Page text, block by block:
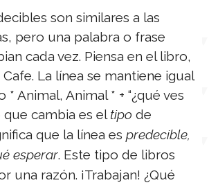
son similares a las
pero una palabra o frase
cada vez. Piensa en el libro,
La línea se mantiene igual
Animal, Animal * + “¿qué ves
que cambia es el tipo de
que la línea es predecible,
esperar. Este tipo de libros
una razón. ¡Trabajan! ¿Qué